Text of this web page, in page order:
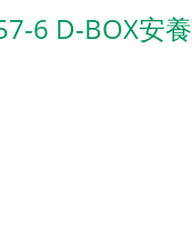
6 D-BOX安養